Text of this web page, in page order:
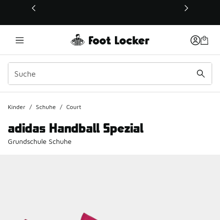
Dieser Link öffnet sich in einem neuen Fenster
Kinder / Schuhe / Court
adidas Handball Spezial
Grundschule Schuhe